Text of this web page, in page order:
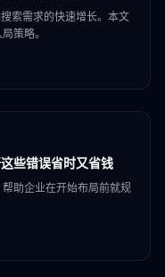
索需求的快速增长。本文
策略。
些错误省时又省钱
助企业在开始布局前就规